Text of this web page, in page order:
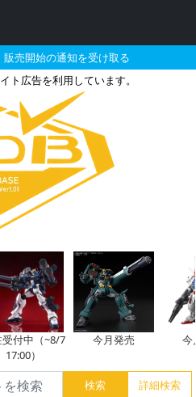
売開始の通知を受け取る
ト広告を利用しています。
ウィンが搭乗
中（~8/7
）
今月発売 今月